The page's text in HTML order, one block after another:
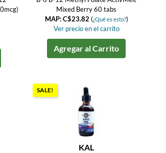
Mixed Berry 60 tabs
MAP: C$23.82 (¿Qué es esto?)
Ver precio en el carrito
Agregar al Carrito
SALE!
KAL